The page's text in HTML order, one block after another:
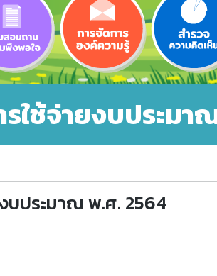
ใช้จ่ายงบประมา
บประมาณ พ.ศ. 2564